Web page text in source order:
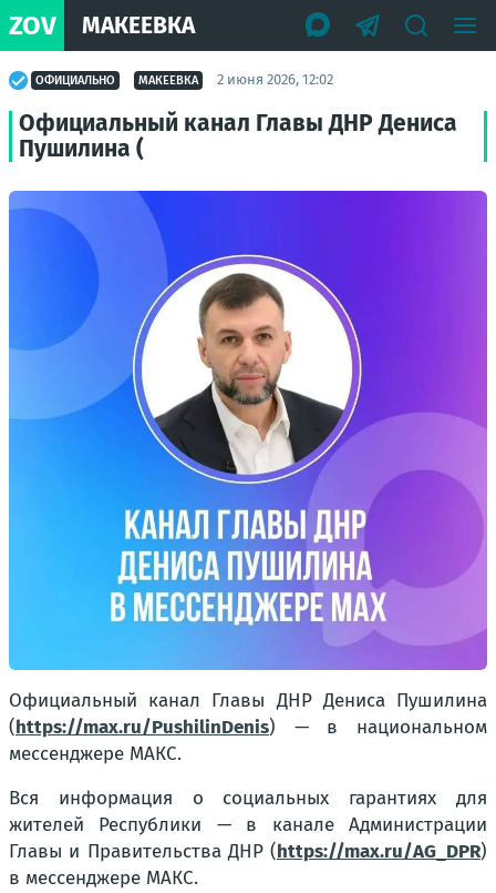
ZOV МАКЕЕВКА
ОФИЦИАЛЬНО МАКЕЕВКА 2 июня 2026, 12:02
Официальный канал Главы ДНР Дениса
Пушилина (
Официальный канал Главы ДНР Дениса Пушилина
(https://max.ru/PushilinDenis) — в национальном
мессенджере MAКС.
Вся информация о социальных гарантиях для
жителей Республики — в канале Администрации
Главы и Правительства ДНР (https://max.ru/AG_DPR)
в мессенджере MAКС.